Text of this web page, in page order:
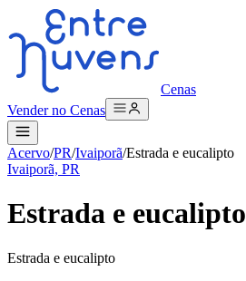
Cenas
Vender no Cenas
Acervo/PR/Ivaiporã/Estrada e eucalipto
Ivaiporã, PR
Estrada e eucalipto
Estrada e eucalipto